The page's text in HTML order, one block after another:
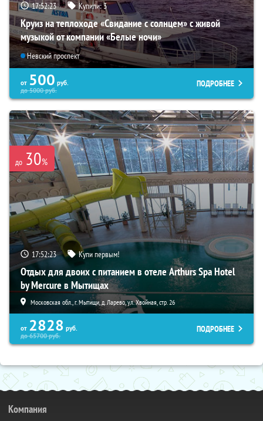
17:52:22 Купили:3
Круиз на теплоходе «Свидание с солнцем» с живой
музыкой от компании «Белые ночи»
Невский проспект
от 500 руб.
до5000руб.
ПОДРОБНЕЕ
до 30%
17:52:22 Купи первым!
Отдых для двоих с питанием в отеле Arthurs Spa Hotel
by Mercure в Мытищах
Московская обл., г. Мытищи, д. Ларево, ул. Хвойная, стр. 26
от 2828 руб.
до65700руб.
ПОДРОБНЕЕ
Компания